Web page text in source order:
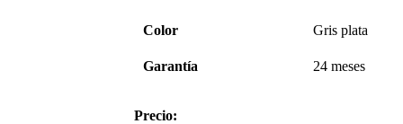
Color Gris plata
Garantía 24 meses
Precio: